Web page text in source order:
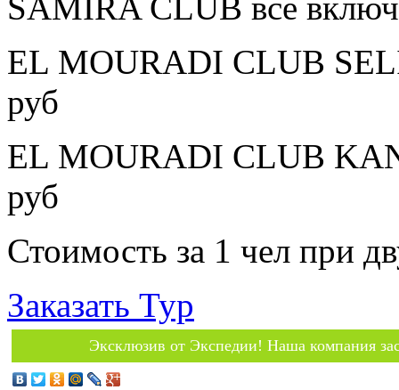
EL MOURADI CLUB
руб
EL MOURADI CLUB
руб
Стоимость за 1 чел при
Заказать Тур
Эксклюзив от Экспедии! Наша компания